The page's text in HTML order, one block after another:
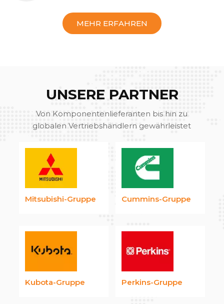
Wichtigste geschützt ist.
MEHR ERFAHREN
UNSERE PARTNER
Von Komponentenlieferanten bis hin zu
globalen Vertriebshändlern gewährleistet
Qualitätskontrolle und lokalen Support in
jedem von uns bedienten Markt.
Mitsubishi-Gruppe Cummins-Gruppe
Kubota-Gruppe Perkins-Gruppe